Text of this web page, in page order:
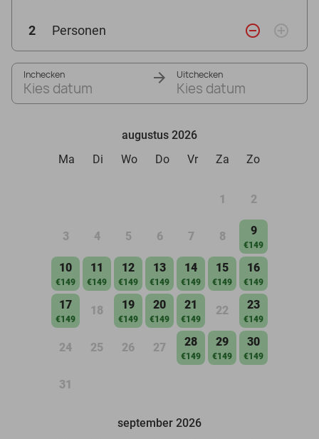
2 Personen remove_circle_outline add_circle_outline
Inchecken
Kies datum
Uitchecken
Kies datum
augustus 2026
Ma
Di Wo Do Vr Za Zo
1 2
3 4 5 6 7 8 9
€149
10
€149
11
€149
12
€149
13
€149
14
€149
15
€149
16
€149
17
€149
18 19
€149
20
€149
21
€149
22 23
€149
24 25 26 27 28
€149
29
€149
30
€149
31
september 2026